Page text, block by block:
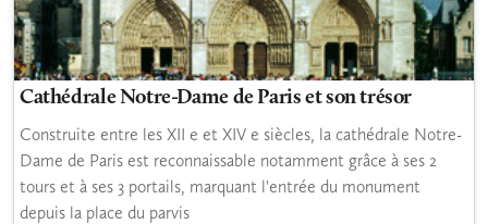
Cathédrale Notre-Dame de Paris et son trésor
Construite entre les XII e et XIV e siècles, la cathédrale Notre-
Dame de Paris est reconnaissable notamment grâce à ses 2
tours et à ses 3 portails, marquant l'entrée du monument
depuis la place du parvis